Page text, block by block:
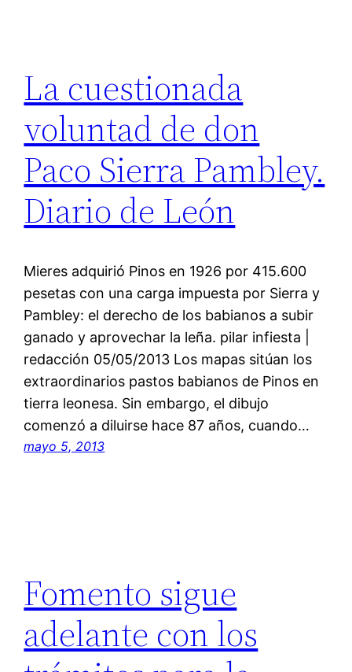
La cuestionada
voluntad de don
Paco Sierra Pambley.
Diario de León
Mieres adquirió Pinos en 1926 por 415.600
pesetas con una carga impuesta por Sierra y
Pambley: el derecho de los babianos a subir
ganado y aprovechar la leña. pilar infiesta |
redacción 05/05/2013 Los mapas sitúan los
extraordinarios pastos babianos de Pinos en
tierra leonesa. Sin embargo, el dibujo
comenzó a diluirse hace 87 años, cuando…
mayo 5, 2013
Fomento sigue
adelante con los